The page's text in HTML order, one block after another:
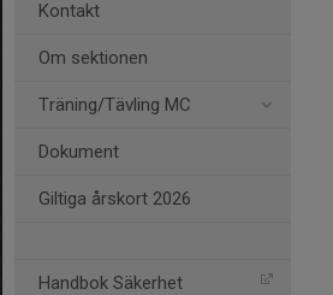
Kontakt
Om sektionen
Träning/Tävling MC
Dokument
Giltiga årskort 2026
Handbok Säkerhet